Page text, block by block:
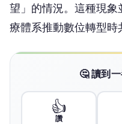
望」的情況。這種現
療體系推動數位轉型時
🤔 讀到
👍
讚